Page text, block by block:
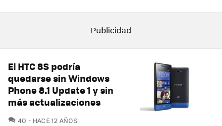
El HTC 8S podría
quedarse sin Windows
Phone 8.1 Update 1 y sin
más actualizaciones
40 COMENTARIOS
HACE 12 AÑOS